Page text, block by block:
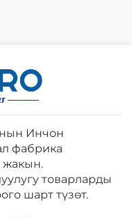
Инчон
фабрика
жакын.
товарларды
шарт түзөт.